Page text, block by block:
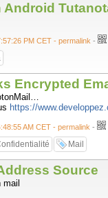
PM CET - permalink -
Encrypted
https://
AM CET - permalink -
Mail
Source